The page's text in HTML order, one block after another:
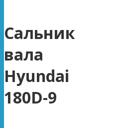
Сальник
вала
Hyundai
180D-9